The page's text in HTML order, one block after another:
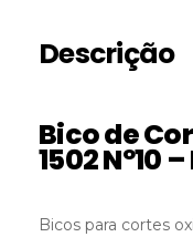
Descrição
Bico de
1502 Nº10
Bicos para cortes